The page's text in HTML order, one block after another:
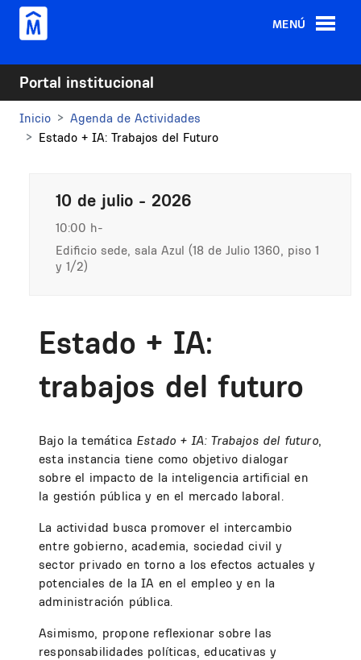
Pasar al contenido principal
MENÚ
Portal institucional
Inicio
Agenda de Actividades
Estado + IA: Trabajos del Futuro
10 de julio - 2026
10:00 h
Edificio sede, sala Azul (18 de Julio 1360, piso 1
y 1/2)
Estado + IA:
trabajos del futuro
Bajo la temática Estado + IA: Trabajos del futuro,
esta instancia tiene como objetivo dialogar
sobre el impacto de la inteligencia artificial en
la gestión pública y en el mercado laboral.
La actividad busca promover el intercambio
entre gobierno, academia, sociedad civil y
sector privado en torno a los efectos actuales y
potenciales de la IA en el empleo y en la
administración pública.
Asimismo, propone reflexionar sobre las
responsabilidades políticas, educativas y